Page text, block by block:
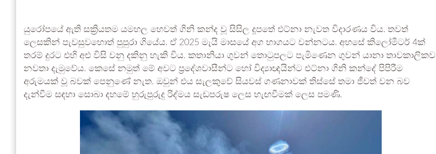
යුරෝපයේ ඇති සක්‍රියතම යමහල හෙවත් ගිනි කන්ද වූ සිසිල දූපතේ එට්නා නැවත විදාරණය විය. තවත්
ලෙසකින් පැවසුවහොත් පුපුරා ගියේය. ඒ 2025 මැයි මාසයේ අග භාගයට වන්නටය. අහසේ කිලෝමීටර් 4ක්
තරම් දුරට එහි අළු විසි වනු දකිනු හැකි විය. කතානියා ගුවන් තොටුපලට පැමිණෙන ගුවන් යානා තාවකාලිකව
නවතා දැමුවේය. කෙසේ නමුත් මේ අවට ප්‍රදේශවාසීන්ට හෝ විද්‍යාඥයින්ට එට්නා ගිනි කන්දේ පිපිරීම
අරුමයක් වූ බවක් පෙනුණේ නැත. ඔවුන් එය සැලකුවේ සියවස් ගණනාවක් තිස්සේ තමා ජීවත් වන බව
දැන්වීම සඳහා සොබා දහමේ හුරුපුරුදු රිද්මය සැඩපරුෂ ලෙස හැඟවීමක් ලෙස පමණි.